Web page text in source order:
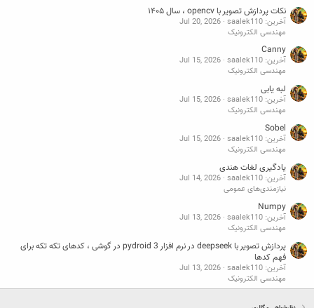
نکات پردازش تصویر با opencv ، سال ۱۴۰۵
آخرین: saalek110
Jul 20, 2026
مهندسی الکترونیک
Canny
آخرین: saalek110
Jul 15, 2026
مهندسی الکترونیک
لبه یابی
آخرین: saalek110
Jul 15, 2026
مهندسی الکترونیک
Sobel
آخرین: saalek110
Jul 15, 2026
مهندسی الکترونیک
یادگیری لغات هندی
آخرین: saalek110
Jul 14, 2026
نیازمندی‌های عمومی
Numpy
آخرین: saalek110
Jul 13, 2026
مهندسی الکترونیک
پردازش تصویر با deepseek در نرم افزار pydroid 3 در گوشی ، کدهای تکه تکه برای
فهم کدها
آخرین: saalek110
Jul 13, 2026
مهندسی الکترونیک